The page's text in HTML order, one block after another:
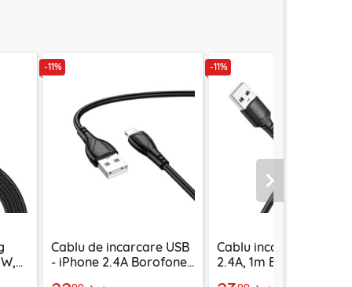
-11%
Cablu de incarcare USB
- iPhone 2.4A Borofone
-11%
Cablu incarcare
2.4A, 1m Borofone